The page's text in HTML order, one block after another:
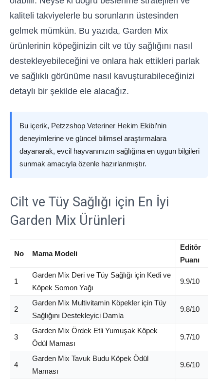
kaliteli takviyelerle bu sorunların üstesinden
gelmek mümkün. Bu yazıda, Garden Mix
ürünlerinin köpeğinizin cilt ve tüy sağlığını nasıl
destekleyebileceğini ve onlara hak ettikleri parlak
ve sağlıklı görünüme nasıl kavuşturabileceğinizi
detaylı bir şekilde ele alacağız.
Bu içerik, Petzzshop Veteriner Hekim Ekibi’nin
deneyimlerine ve güncel bilimsel araştırmalara
dayanarak, evcil hayvanınızın sağlığına en uygun bilgileri
sunmak amacıyla özenle hazırlanmıştır.
Cilt ve Tüy Sağlığı için En İyi
Garden Mix Ürünleri
No Mama Modeli
Editör
Puanı
1
Garden Mix Deri ve Tüy Sağlığı için Kedi ve
Köpek Somon Yağı
9.9/10
2
Garden Mix Multivitamin Köpekler için Tüy
Sağlığını Destekleyici Damla
9.8/10
3
Garden Mix Ördek Etli Yumuşak Köpek
Ödül Maması
9.7/10
4
Garden Mix Tavuk Budu Köpek Ödül
Maması
9.6/10